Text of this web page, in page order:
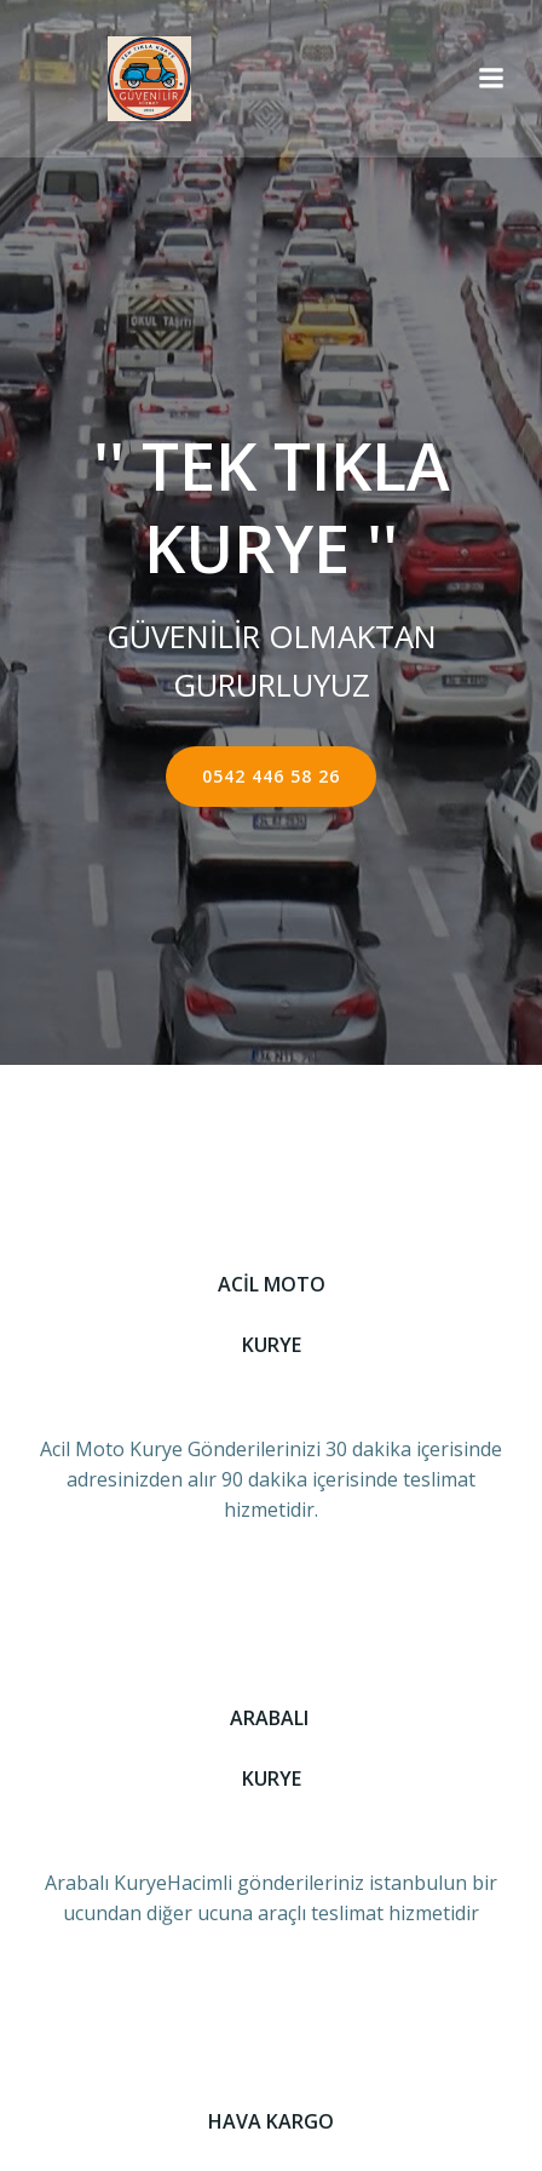
İçeriğe
geç
'' TEK TIKLA
KURYE ''
GÜVENİLİR OLMAKTAN
GURURLUYUZ
0542 446 58 26
ACİL MOTO
KURYE
Acil Moto Kurye Gönderilerinizi 30 dakika içerisinde
adresinizden alır 90 dakika içerisinde teslimat
hizmetidir.
ARABALI
KURYE
Arabalı KuryeHacimli gönderileriniz istanbulun bir
ucundan diğer ucuna araçlı teslimat hizmetidir
HAVA KARGO